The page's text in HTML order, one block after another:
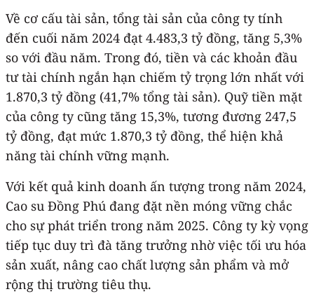
Về cơ cấu tài sản, tổng tài sản của công ty tính
đến cuối năm 2024 đạt 4.483,3 tỷ đồng, tăng 5,3%
so với đầu năm. Trong đó, tiền và các khoản đầu
tư tài chính ngắn hạn chiếm tỷ trọng lớn nhất với
1.870,3 tỷ đồng (41,7% tổng tài sản). Quỹ tiền mặt
của công ty cũng tăng 15,3%, tương đương 247,5
tỷ đồng, đạt mức 1.870,3 tỷ đồng, thể hiện khả
năng tài chính vững mạnh.
Với kết quả kinh doanh ấn tượng trong năm 2024,
Cao su Đồng Phú đang đặt nền móng vững chắc
cho sự phát triển trong năm 2025. Công ty kỳ vọng
tiếp tục duy trì đà tăng trưởng nhờ việc tối ưu hóa
sản xuất, nâng cao chất lượng sản phẩm và mở
rộng thị trường tiêu thụ.